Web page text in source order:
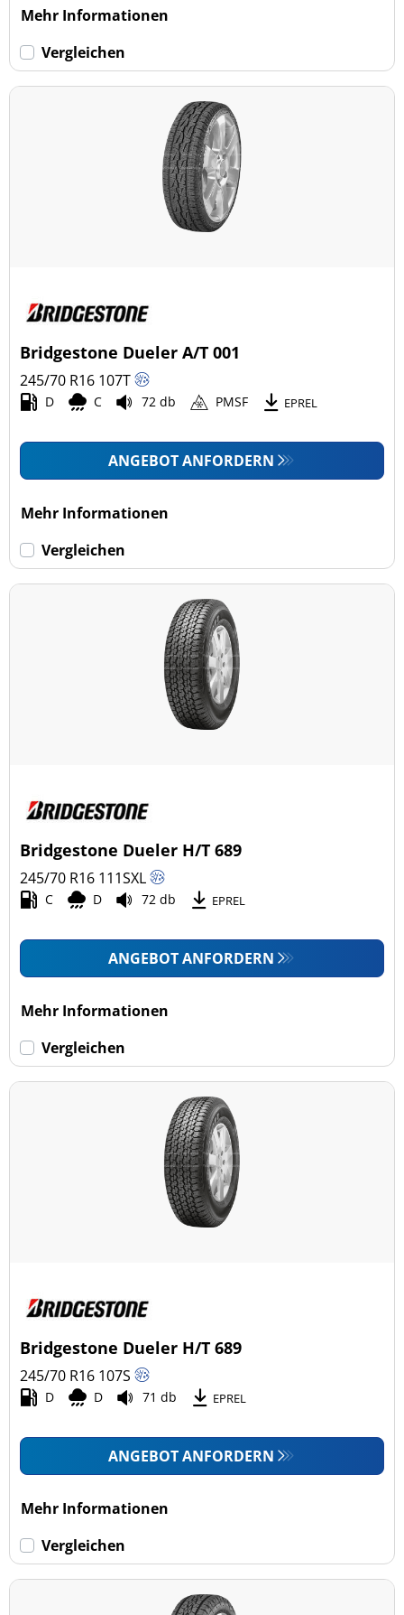
Mehr Informationen
Vergleichen
Bridgestone Dueler A/T 001
245/70 R16 107T
D C 72 db PMSF EPREL
ANGEBOT ANFORDERN
Mehr Informationen
Vergleichen
Bridgestone Dueler H/T 689
245/70 R16 111SXL
C D 72 db EPREL
ANGEBOT ANFORDERN
Mehr Informationen
Vergleichen
Bridgestone Dueler H/T 689
245/70 R16 107S
D D 71 db EPREL
ANGEBOT ANFORDERN
Mehr Informationen
Vergleichen